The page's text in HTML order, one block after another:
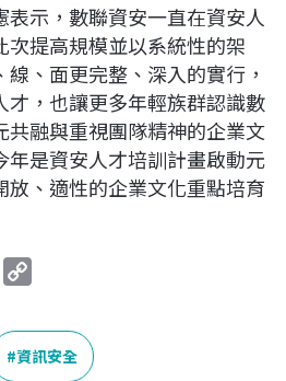
示，數聯資安一直在資安人
次提高規模並以系統性的架
、面更完整、深入的實行，
才，也讓更多年輕族群認識數
共融與重視團隊精神的企業文
年是資安人才培訓計畫啟動元
、適性的企業文化重點培育
n
p
y
資訊安全